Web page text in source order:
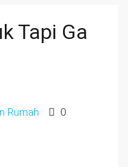
Tapi Ga
Rumah
0